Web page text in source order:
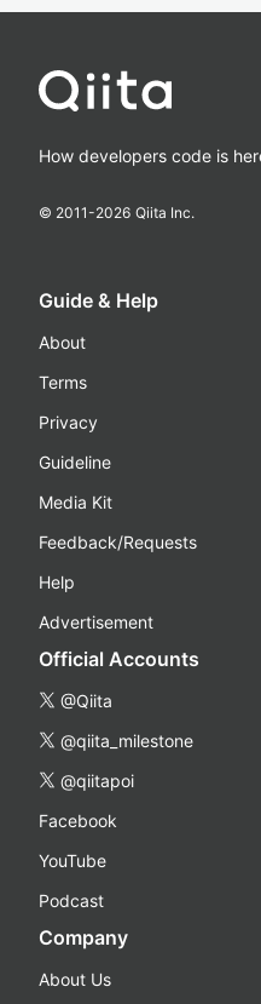
How developers code is
© 2011-2026 Qiita Inc.
Guide & Help
About
Terms
Privacy
Guideline
Media Kit
Feedback/Requests
Help
Advertisement
Official Accounts
@Qiita
@qiita_milestone
@qiitapoi
Facebook
YouTube
Podcast
Company
About Us